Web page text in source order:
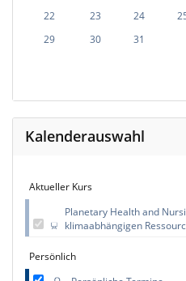
22
23 24
29
30 31
Kalenderauswahl
Aktueller Kurs
Planetary Health and
klimaabhängigen
Persönlich